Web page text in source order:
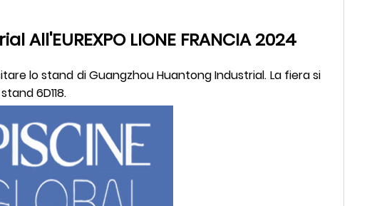
LIONE FRANCIA 2024
lo stand di Guangzhou Huantong Industrial. La fiera si
6D118.